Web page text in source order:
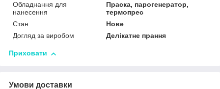
Обладнання для
нанесення
Праска, парогенератор,
термопрес
Стан
Нове
Догляд за виробом
Делікатне прання
Приховати
Умови доставки